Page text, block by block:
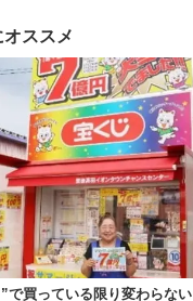
ススメ
で買っている限り変わらない